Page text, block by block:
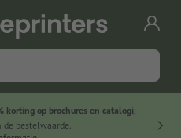
korting op brochures en catalogi,
bestelwaarde.